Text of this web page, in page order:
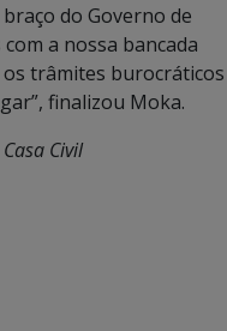
do Governo de
a nossa bancada
trâmites burocráticos
finalizou Moka.
Civil